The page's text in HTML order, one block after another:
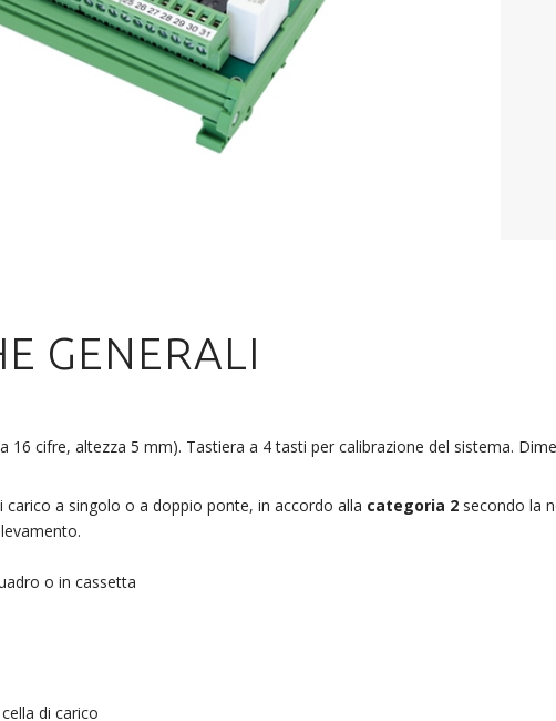
GENERALI
16 cifre, altezza 5 mm). Tastiera a 4 tasti per calibrazione del sistema.
carico a singolo o a doppio ponte, in accordo alla categoria 2 secondo la
o in cassetta
di carico